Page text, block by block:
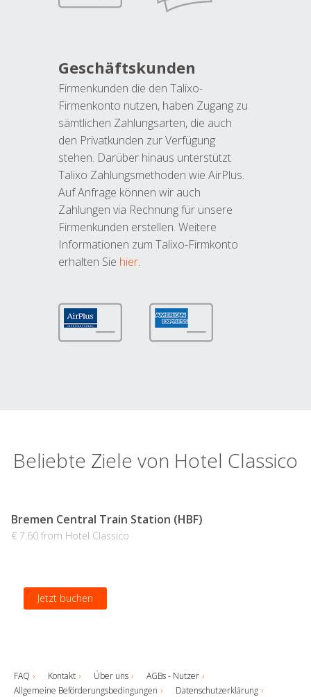
Geschäftskunden
Firmenkunden die den Talixo-
Firmenkonto nutzen, haben Zugang zu
sämtlichen Zahlungsarten, die auch
den Privatkunden zur Verfügung
stehen. Darüber hinaus unterstützt
Talixo Zahlungsmethoden wie AirPlus.
Auf Anfrage können wir auch
Zahlungen via Rechnung für unsere
Firmenkunden erstellen. Weitere
Informationen zum Talixo-Firmkonto
erhalten Sie hier.
Beliebte Ziele von Hotel Classico
Bremen Central Train Station (HBF)
€ 7.60 from Hotel Classico
Jetzt buchen
FAQ Kontakt Über uns
AGBs - Nutzer
Allgemeine Beförderungsbedingungen
Datenschutzerklärung